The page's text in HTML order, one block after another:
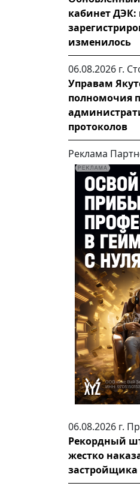
кабинет ДЭК:
изменилось
06.08.2026 г.
Управам
полномочия
протоколов
Реклама
06.08.2026 г.
Рекордный
жестко
застройщика